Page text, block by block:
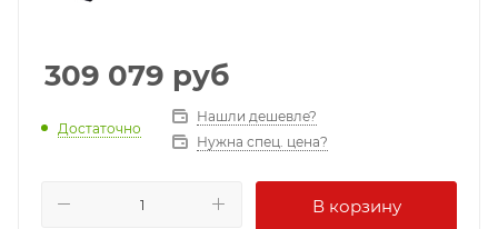
309 079 руб
Достаточно
Нашли дешевле?
Нужна спец. цена?
В корзину